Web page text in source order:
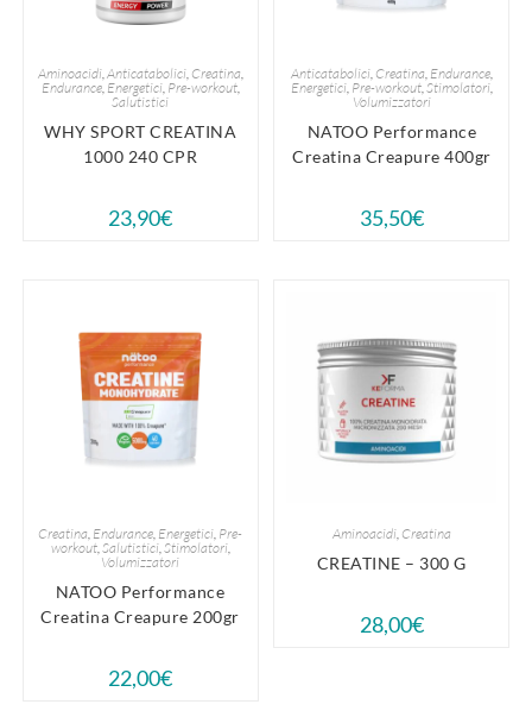
Aminoacidi, Anticatabolici, Creatina
Endurance, Energetici, Pre-workout,
Salutistici
WHY SPORT CREATINA
1000 240 CPR
23,90€
Anticatabolici, Creatina Endurance,
Energetici, Pre-workout,Stimolatori,
Volumizzatori
NATOO Performance
Creatina Creapure 400gr
35,50€
Creatina, Endurance, Energetici, Pre-
workout,Salutistici,Stimolatori,
Volumizzatori
NATOO Performance
Creatina Creapure 200gr
22,00€
Aminoacidi, Creatina
CREATINE – 300 G
28,00€